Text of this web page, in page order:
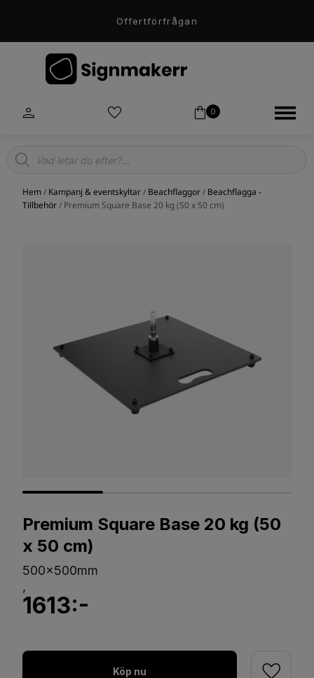
Offertförfrågan
0
Products
search
Hem/ Kampanj & eventskyltar/ Beachflaggor/ Beachflagga -
Tillbehör/ Premium Square Base 20 kg (50 x 50 cm)
Premium Square Base 20 kg (50
x 50 cm)
500x500mm
,
1613:-
Köp nu